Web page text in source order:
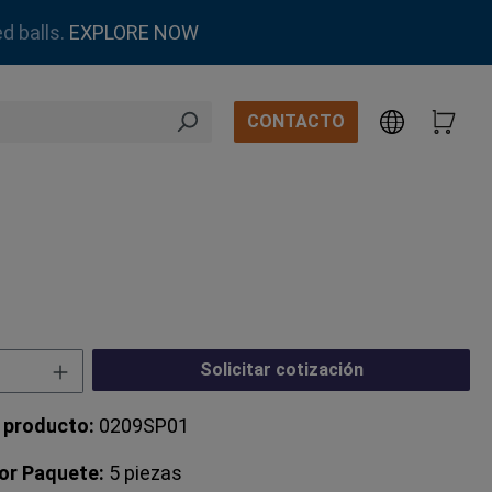
balls. EXPLORE NOW
CONTACTO
del producto: introduce la cantidad
Solicitar cotización
producto: 0209SP01
Paquete: 5 piezas